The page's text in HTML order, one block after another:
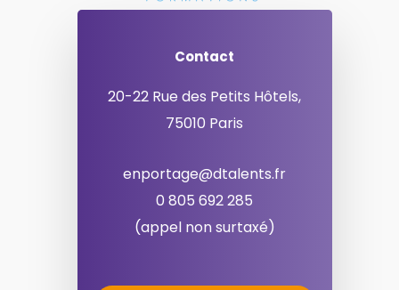
Contact
20-22 Rue des Petits Hôtels,
75010 Paris
enportage@dtalents.fr
0 805 692 285
(appel non surtaxé)